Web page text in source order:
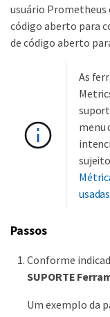
usuário Prometheus
código aberto para
de código aberto
As
menu
usadas
Passos
Conforme
SUPORTE
Um exemplo da